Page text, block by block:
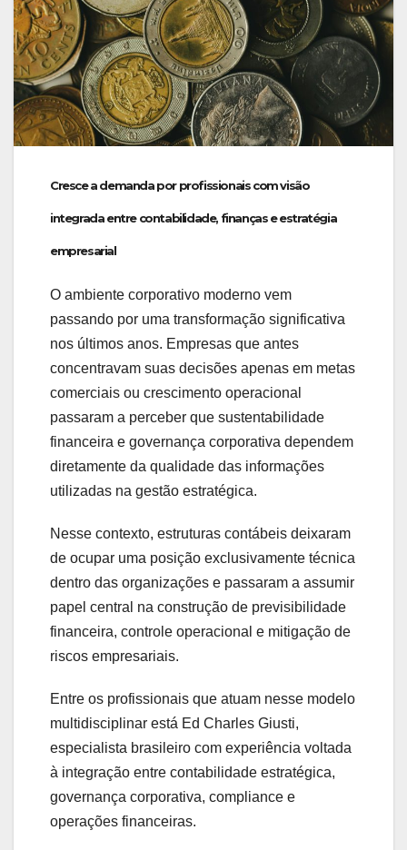
Cresce a demanda por profissionais com visão
integrada entre contabilidade, finanças e estratégia
empresarial
O ambiente corporativo moderno vem
passando por uma transformação significativa
nos últimos anos. Empresas que antes
concentravam suas decisões apenas em metas
comerciais ou crescimento operacional
passaram a perceber que sustentabilidade
financeira e governança corporativa dependem
diretamente da qualidade das informações
utilizadas na gestão estratégica.
Nesse contexto, estruturas contábeis deixaram
de ocupar uma posição exclusivamente técnica
dentro das organizações e passaram a assumir
papel central na construção de previsibilidade
financeira, controle operacional e mitigação de
riscos empresariais.
Entre os profissionais que atuam nesse modelo
multidisciplinar está Ed Charles Giusti,
especialista brasileiro com experiência voltada
à integração entre contabilidade estratégica,
governança corporativa, compliance e
operações financeiras.